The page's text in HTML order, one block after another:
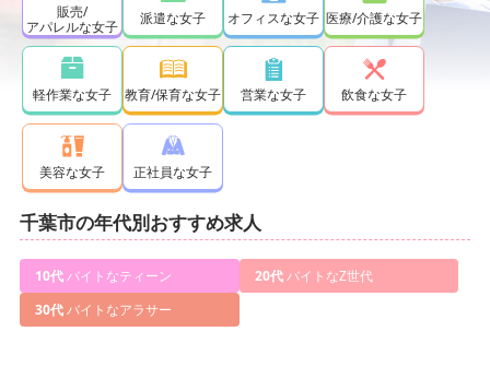
販売/
アパレルな女子
派遣な女子 オフィスな女子 医療/介護な女子
軽作業な女子 教育/保育な女子 営業な女子 飲食な女子
美容な女子 正社員な女子
千葉市の年代別おすすめ求人
10代バイトなティーン 20代バイトなZ世代
30代バイトなアラサー